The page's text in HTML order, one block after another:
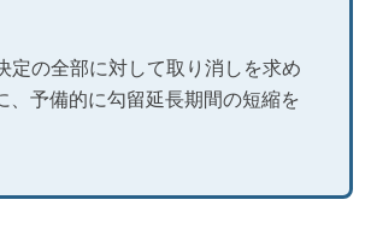
定の全部に対して取り消しを求め
、予備的に勾留延長期間の短縮を